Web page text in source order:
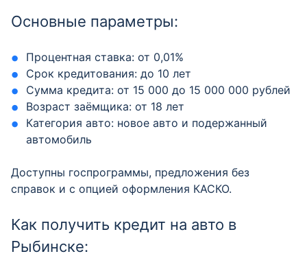
Основные параметры:
Процентная ставка: от 0,01%
Срок кредитования: до 10 лет
Сумма кредита: от 15 000 до 15 000 000 рублей
Возраст заёмщика: от 18 лет
Категория авто: новое авто и подержанный
автомобиль
Доступны госпрограммы, предложения без
справок и с опцией оформления КАСКО.
Как получить кредит на авто в
Рыбинске: